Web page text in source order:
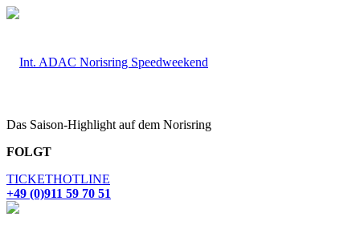
Das Saison-Highlight auf dem Norisring
FOLGT
TICKETHOTLINE
+49 (0)911 59 70 51